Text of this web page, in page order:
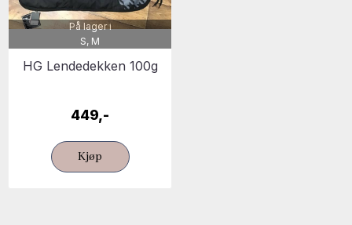
På lager i
S, M
HG Lendedekken 100g
449,-
Kjøp